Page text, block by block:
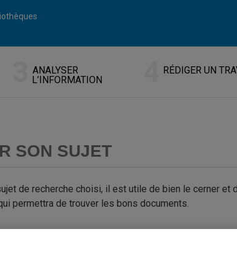
ANALYSER
L’INFORMATION
RÉDIGER UN
SON SUJET
de recherche choisi, il est utile de bien le cerner et
permettra de trouver les bons documents.
stratégie efficace pour bien cerner un sujet de